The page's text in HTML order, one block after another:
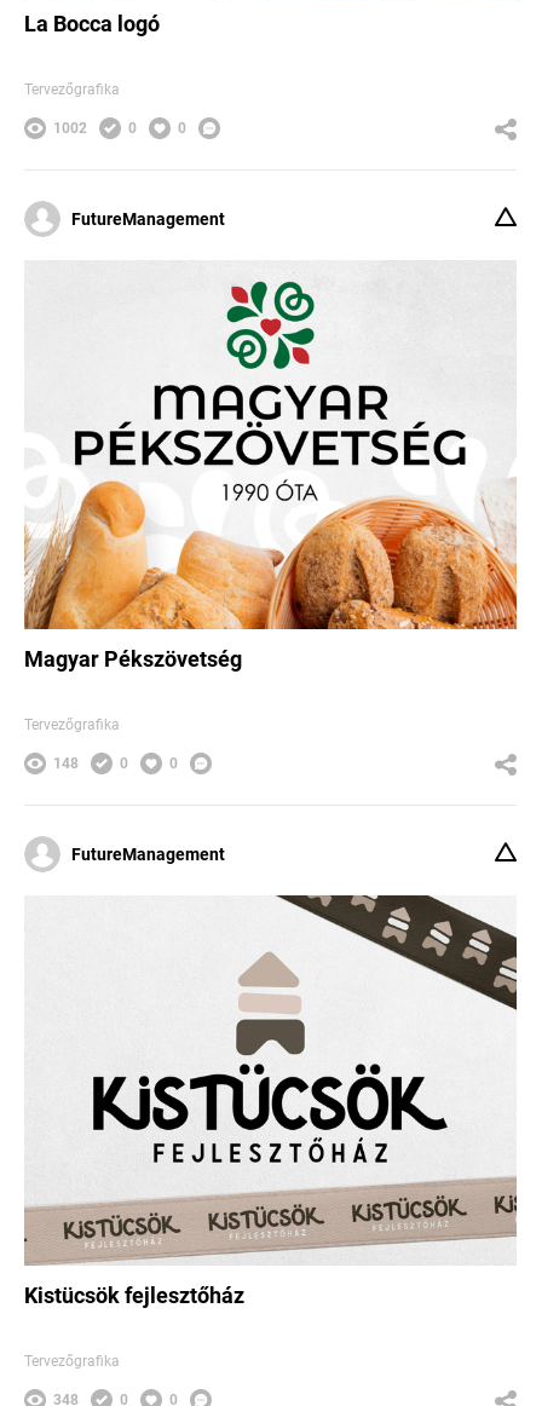
La Bocca logó
Tervezőgrafika
1002 0 0
FutureManagement
Magyar Pékszövetség
Tervezőgrafika
148 0 0
FutureManagement
Kistücsök fejlesztőház
Tervezőgrafika
348 0 0